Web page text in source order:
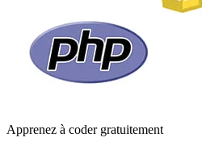
Apprenez à coder gratuitement